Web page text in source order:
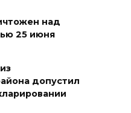
Ростова
воздухе
в 12 раз
над
25 июня
допустил